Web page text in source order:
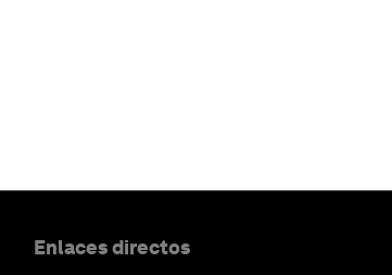
Enlaces directos